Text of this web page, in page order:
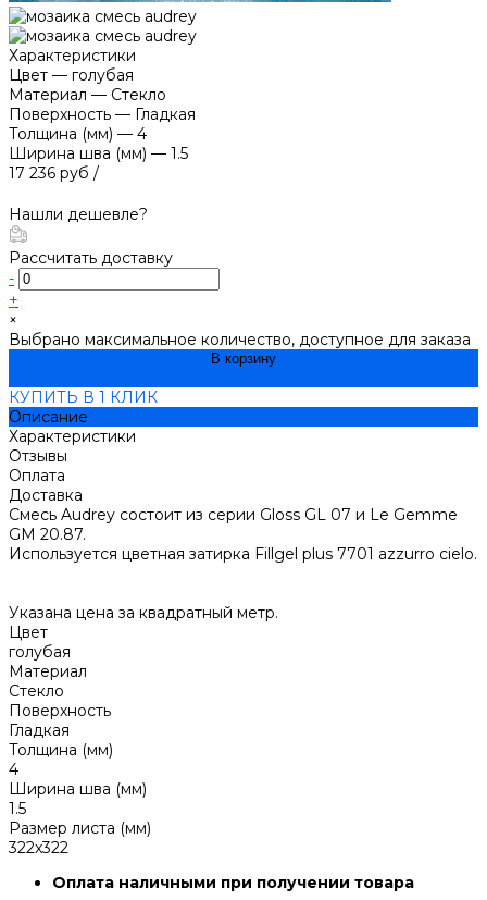
Характеристики
Цвет — голубая
Материал — Стекло
Поверхность — Гладкая
Толщина (мм) — 4
Ширина шва (мм) — 1.5
17 236 руб /
Нашли дешевле?
Рассчитать доставку
-
+
×
Выбрано максимальное количество, доступное для заказа
В корзину
КУПИТЬ В 1 КЛИК
Описание
Характеристики
Отзывы
Оплата
Доставка
Смесь Audrey состоит из серии Gloss GL 07 и Le Gemme
GM 20.87.
Используется цветная затирка Fillgel plus 7701 azzurro cielo.
Указана цена за квадратный метр.
Цвет
голубая
Материал
Стекло
Поверхность
Гладкая
Толщина (мм)
4
Ширина шва (мм)
1.5
Размер листа (мм)
322x322
Оплата наличными при получении товара